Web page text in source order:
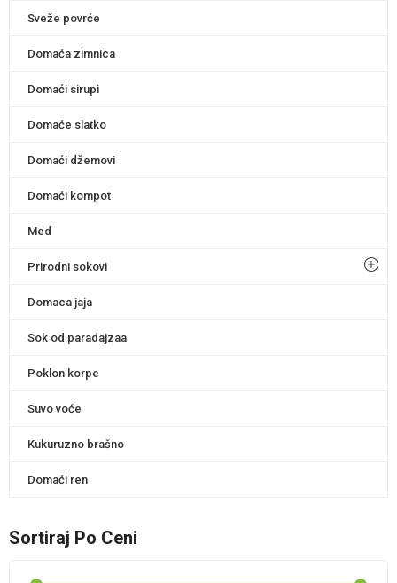
Sveže povrće
Domaća zimnica
Domaći sirupi
Domaće slatko
Domaći džemovi
Domaći kompot
Med
Prirodni sokovi
Domaca jaja
Sok od paradajzaa
Poklon korpe
Suvo voće
Kukuruzno brašno
Domaći ren
Sortiraj Po Ceni